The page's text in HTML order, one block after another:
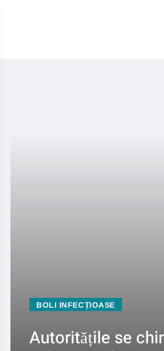
BOLI INFECȚIOASE
Autoritățile se